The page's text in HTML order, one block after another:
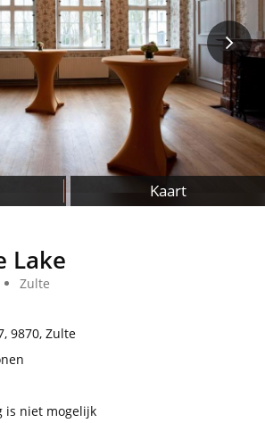
Kaart
Lake
Zulte
9870, Zulte
is niet mogelijk